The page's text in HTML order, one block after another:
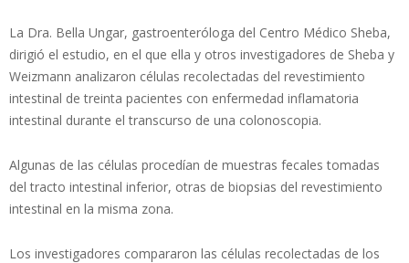
La Dra. Bella Ungar, gastroenteróloga del Centro Médico Sheba,
dirigió el estudio, en el que ella y otros investigadores de Sheba y
Weizmann analizaron células recolectadas del revestimiento
intestinal de treinta pacientes con enfermedad inflamatoria
intestinal durante el transcurso de una colonoscopia.
Algunas de las células procedían de muestras fecales tomadas
del tracto intestinal inferior, otras de biopsias del revestimiento
intestinal en la misma zona.
Los investigadores compararon las células recolectadas de los